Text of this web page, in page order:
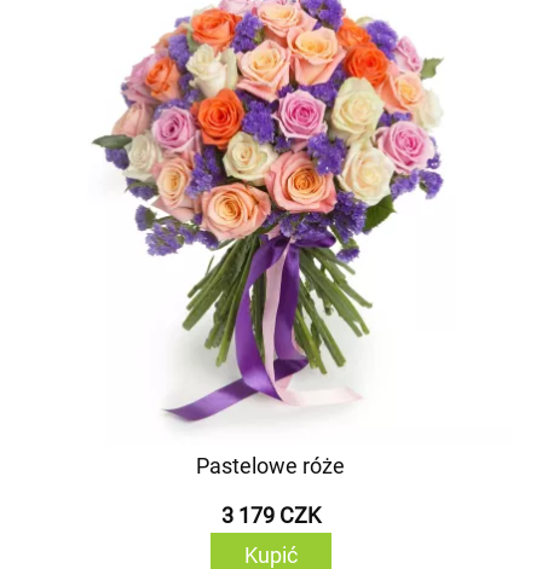
Pastelowe róże
3 179 CZK
Kupić